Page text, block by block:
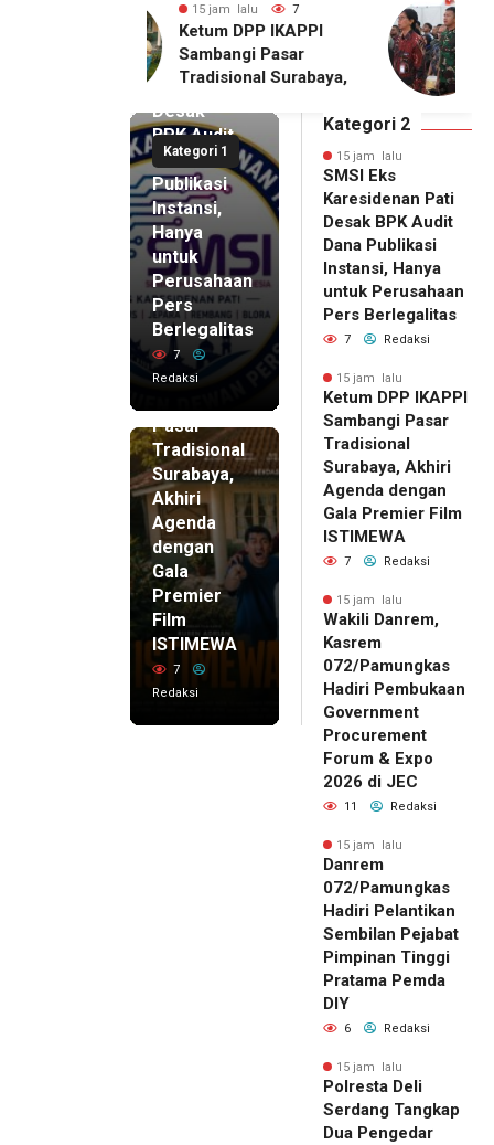
15 jam lalu
Wakili Danrem, Kasrem
072/Pamungkas Hadiri
Pembukaan Government
Procurement Forum &
Expo 2026 di JEC
Kategori 1
15 jam lalu
SMSI Eks
Karesidenan
Pati
Desak
BPK Audit
Dana
Publikasi
Instansi,
Hanya
untuk
Perusahaan
Pers
Berlegalitas
7
Redaksi
15 jam lalu
Ketum
DPP
IKAPPI
Pasar
Tradisional
Surabaya,
Akhiri
Agenda
dengan
Gala
Premier
Film
ISTIMEWA
7
Redaksi
Kategori 2
15 jam lalu
SMSI Eks
Karesidenan Pati
Desak BPK Audit
Dana Publikasi
Instansi, Hanya
untuk Perusahaan
Pers Berlegalitas
7 Redaksi
15 jam lalu
Ketum DPP IKAPPI
Sambangi Pasar
Tradisional
Surabaya, Akhiri
Agenda dengan
Gala Premier Film
ISTIMEWA
7 Redaksi
15 jam lalu
Wakili Danrem,
Kasrem
072/Pamungkas
Hadiri Pembukaan
Government
Procurement
Forum & Expo
2026 di JEC
11 Redaksi
15 jam lalu
Danrem
072/Pamungkas
Hadiri Pelantikan
Sembilan Pejabat
Pimpinan Tinggi
Pratama Pemda
DIY
6 Redaksi
15 jam lalu
Polresta Deli
Serdang Tangkap
Dua Pengedar